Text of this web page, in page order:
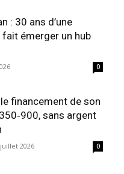
: 30 ans d’une
émerger un hub
0
financement de son
sans argent
2026 0